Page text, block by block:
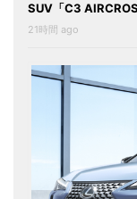
SUV「C3
21時間 ago